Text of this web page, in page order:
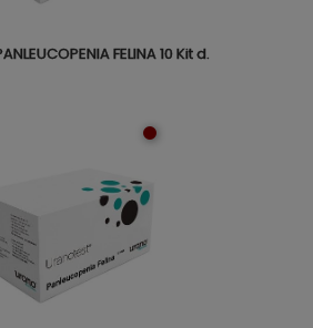
FELINA 10 Kit d.